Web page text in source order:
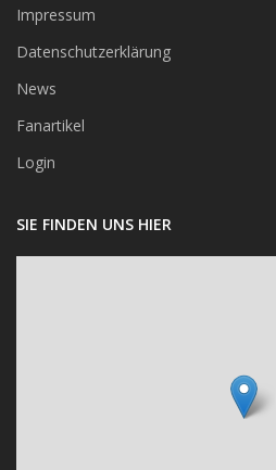
Impressum
Datenschutzerklärung
News
Fanartikel
Login
SIE FINDEN UNS HIER